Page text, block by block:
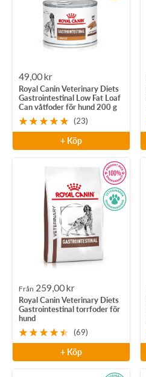
Rea-
pris
49,00 kr
Royal Canin Veterinary Diets
Gastrointestinal Low Fat Loaf
Can våtfoder för hund 200 g
(23)
+ Köp
Rea-
pris
Från 259,00 kr
Royal Canin Veterinary Diets
Gastrointestinal torrfoder för
hund
(69)
+ Köp